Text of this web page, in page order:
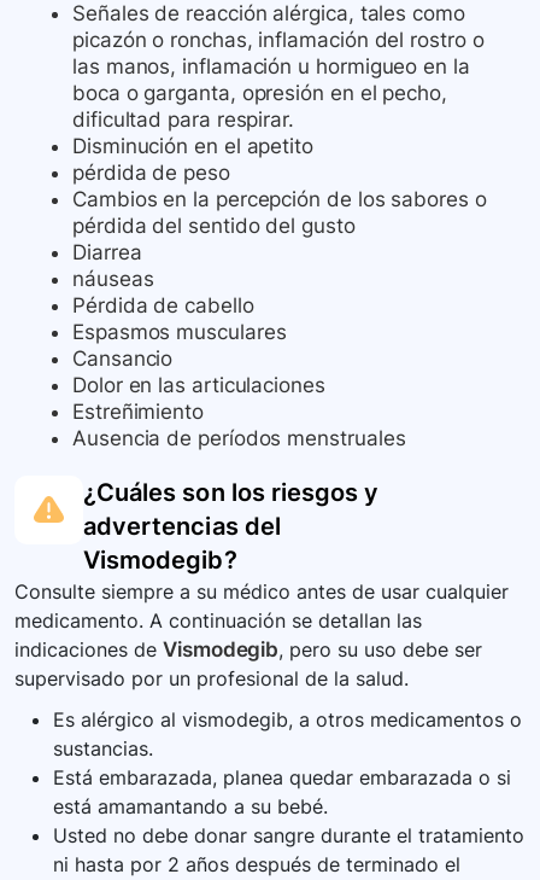
Señales de reacción alérgica, tales como
picazón o ronchas, inflamación del rostro o
las manos, inflamación u hormigueo en la
boca o garganta, opresión en el pecho,
dificultad para respirar.
Disminución en el apetito
pérdida de peso
Cambios en la percepción de los sabores o
pérdida del sentido del gusto
Diarrea
náuseas
Pérdida de cabello
Espasmos musculares
Cansancio
Dolor en las articulaciones
Estreñimiento
Ausencia de períodos menstruales
¿Cuáles son los riesgos y
advertencias del
Vismodegib?
Consulte siempre a su médico antes de usar cualquier
medicamento. A continuación se detallan las
indicaciones de Vismodegib, pero su uso debe ser
supervisado por un profesional de la salud.
Es alérgico al vismodegib, a otros medicamentos o
sustancias.
Está embarazada, planea quedar embarazada o si
está amamantando a su bebé.
Usted no debe donar sangre durante el tratamiento
ni hasta por 2 años después de terminado el